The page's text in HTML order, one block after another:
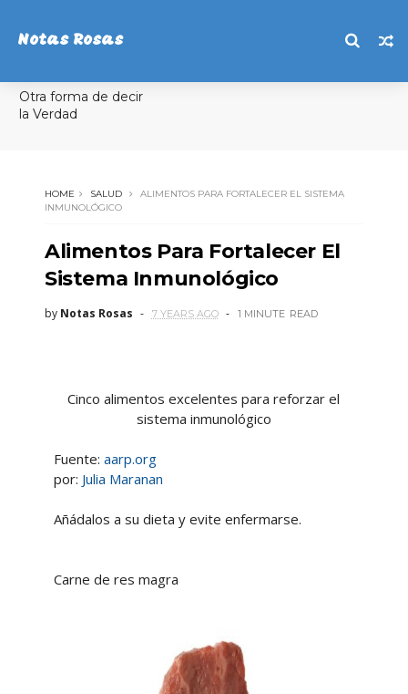
Notas Rosas
Otra forma de decir
la Verdad
HOME SALUD
ALIMENTOS PARA FORTALECER EL SISTEMA
INMUNOLÓGICO
Alimentos Para Fortalecer El
Sistema Inmunológico
by Notas Rosas 7 YEARS AGO 1 MINUTE READ
Cinco alimentos excelentes para reforzar el
sistema inmunológico
Fuente: aarp.org
por: Julia Maranan
Añádalos a su dieta y evite enfermarse.
Carne de res magra